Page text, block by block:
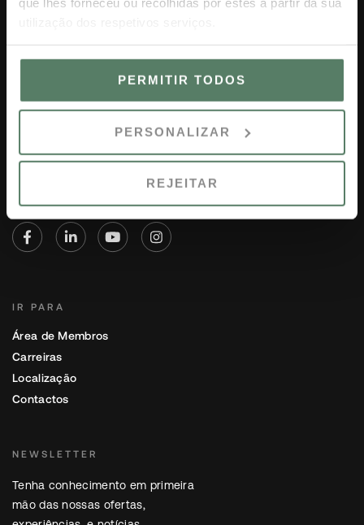
PERMITIR TODOS
PERSONALIZAR
REJEITAR
Preço de uma chamada para a rede
nacional
IR PARA
Área de Membros
Carreiras
Localização
Contactos
NEWSLETTER
Tenha conhecimento em primeira
mão das nossas ofertas,